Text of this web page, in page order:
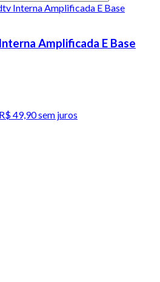
Amplificada E Base
R$ 49,90sem juros